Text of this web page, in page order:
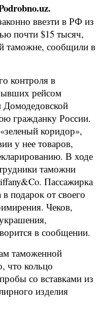
ввезти в РФ из
почти $15 тысяч,
таможне, сообщили в
контроля в
рейсом
гражданку России.
коридор»,
у нее товаров,
В ходе
таможни
Пассажирка
подарок от своего
Чеков,
в сообщении.
таможенной
что кольцо
со вставками из
изделия